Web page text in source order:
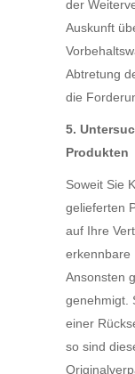
der
Auskunft
Abtretung
die
5.
Produkten
Soweit Sie
gelieferten
auf Ihre
erkennbare
Ansonsten
genehmigt.
einer
so sind